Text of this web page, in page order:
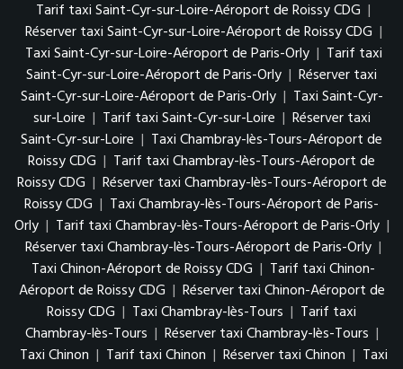
Tarif taxi Saint-Cyr-sur-Loire-Aéroport de Roissy CDG |
Réserver taxi Saint-Cyr-sur-Loire-Aéroport de Roissy CDG |
Taxi Saint-Cyr-sur-Loire-Aéroport de Paris-Orly | Tarif taxi
Saint-Cyr-sur-Loire-Aéroport de Paris-Orly | Réserver taxi
Saint-Cyr-sur-Loire-Aéroport de Paris-Orly | Taxi Saint-Cyr-
sur-Loire | Tarif taxi Saint-Cyr-sur-Loire | Réserver taxi
Saint-Cyr-sur-Loire | Taxi Chambray-lès-Tours-Aéroport de
Roissy CDG | Tarif taxi Chambray-lès-Tours-Aéroport de
Roissy CDG | Réserver taxi Chambray-lès-Tours-Aéroport de
Roissy CDG | Taxi Chambray-lès-Tours-Aéroport de Paris-
Orly | Tarif taxi Chambray-lès-Tours-Aéroport de Paris-Orly |
Réserver taxi Chambray-lès-Tours-Aéroport de Paris-Orly |
Taxi Chinon-Aéroport de Roissy CDG | Tarif taxi Chinon-
Aéroport de Roissy CDG | Réserver taxi Chinon-Aéroport de
Roissy CDG | Taxi Chambray-lès-Tours | Tarif taxi
Chambray-lès-Tours | Réserver taxi Chambray-lès-Tours |
Taxi Chinon | Tarif taxi Chinon | Réserver taxi Chinon | Taxi